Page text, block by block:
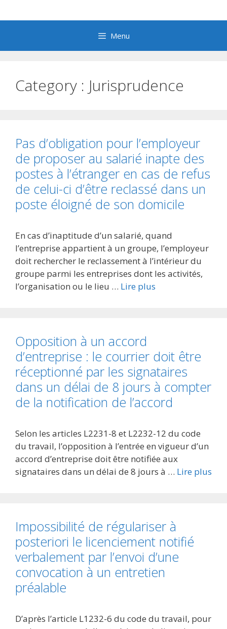
au
Menu
Category : Jurisprudence
Pas d’obligation pour l’employeur
de proposer au salarié inapte des
postes à l’étranger en cas de refus
de celui-ci d’être reclassé dans un
poste éloigné de son domicile
En cas d’inaptitude d’un salarié, quand
l’entreprise appartient à un groupe, l’employeur
doit rechercher le reclassement à l’intérieur du
groupe parmi les entreprises dont les activités,
l’organisation ou le lieu … Lire plus
Opposition à un accord
d’entreprise : le courrier doit être
réceptionné par les signataires
dans un délai de 8 jours à compter
de la notification de l’accord
Selon les articles L2231-8 et L2232-12 du code
du travail, l’opposition à l’entrée en vigueur d’un
accord d’entreprise doit être notifiée aux
signataires dans un délai de 8 jours à … Lire plus
Impossibilité de régulariser à
posteriori le licenciement notifié
verbalement par l’envoi d’une
convocation à un entretien
préalable
D’après l’article L1232-6 du code du travail, pour